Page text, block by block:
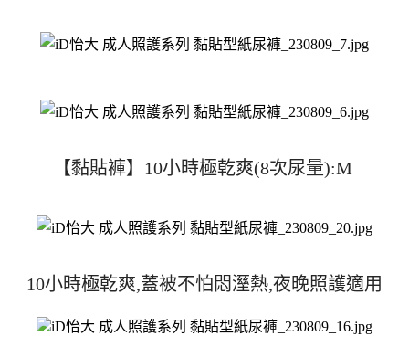
【黏貼褲】10小時極乾爽(8次尿量):M
10小時極乾爽,蓋被不怕悶溼熱,夜晚照護適用